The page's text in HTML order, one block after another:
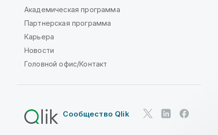
Академическая программа
Партнерская программа
Карьера
Новости
Головной офис/Контакт
Сообщество Qlik